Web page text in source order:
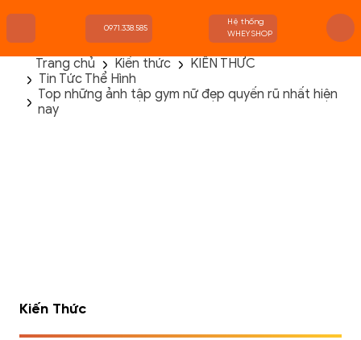
TRANG CHỦ
FLASH SALE
THANH LÝ
0971.338.585
Hệ thống
WHEYSHOP
Trang chủ Kiến thức
KIẾN THỨC
Tin Tức Thể Hình
Top những ảnh tập gym nữ đẹp quyến rũ nhất hiện
nay
Kiến Thức